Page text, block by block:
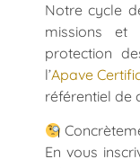
Notre cycle
missions
protection
l’Apave
référentiel de
En vous